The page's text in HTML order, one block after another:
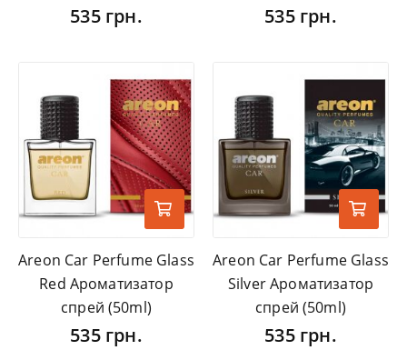
535 грн. 535 грн.
Areon Car Perfume Glass
Red Ароматизатор
спрей (50ml)
535 грн.
Areon Car Perfume Glass
Silver Ароматизатор
спрей (50ml)
535 грн.